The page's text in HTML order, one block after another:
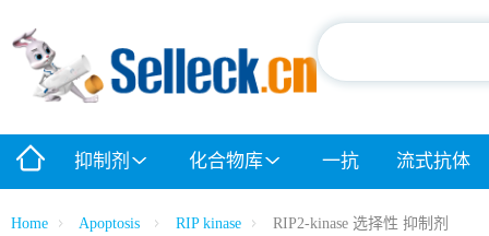
抑制剂 化合物库 一抗 流式抗体
Home Apoptosis RIP kinase RIP2-kinase 选择性 抑制剂